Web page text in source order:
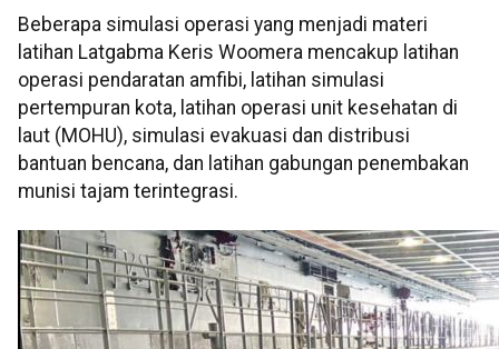
Beberapa simulasi operasi yang menjadi materi
latihan Latgabma Keris Woomera mencakup latihan
operasi pendaratan amfibi, latihan simulasi
pertempuran kota, latihan operasi unit kesehatan di
laut (MOHU), simulasi evakuasi dan distribusi
bantuan bencana, dan latihan gabungan penembakan
munisi tajam terintegrasi.